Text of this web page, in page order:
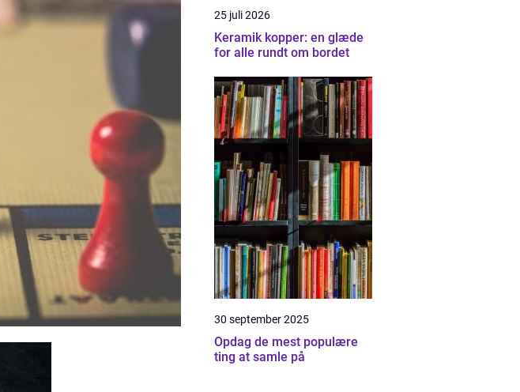
25 juli 2026
Keramik kopper: en glæde
for alle rundt om bordet
30 september 2025
Opdag de mest populære
ting at samle på